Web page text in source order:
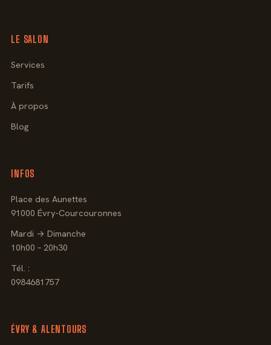
LE SALON
Services
Tarifs
À propos
Blog
INFOS
Place des Aunettes
91000 Évry-Courcouronnes
Mardi → Dimanche
10h00 – 20h30
Tél. :
0984681757
ÉVRY & ALENTOURS